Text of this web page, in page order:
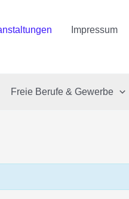
Impressum
Freie Berufe & Gewerbe